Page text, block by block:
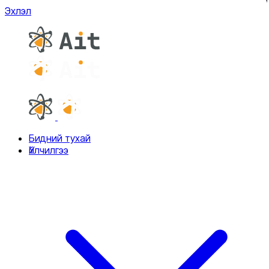
Эхлэл
Бидний тухай
Үйлчилгээ